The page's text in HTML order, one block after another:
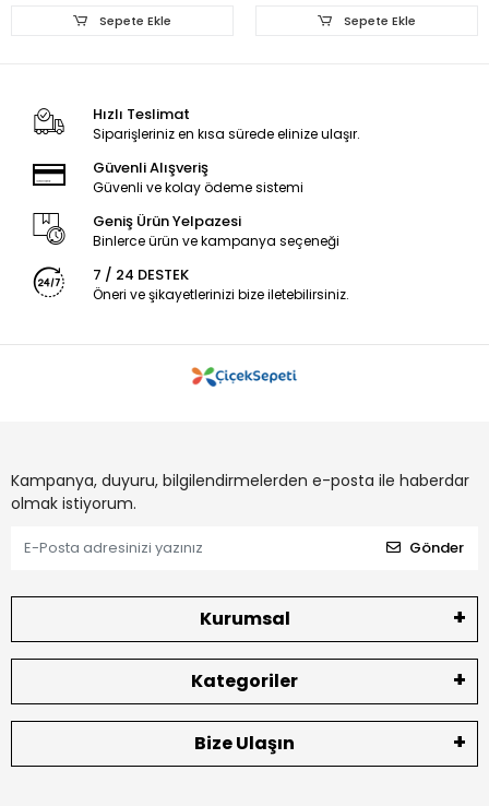
Sepete Ekle Sepete Ekle
Hızlı Teslimat
Siparişleriniz en kısa sürede elinize ulaşır.
Güvenli Alışveriş
Güvenli ve kolay ödeme sistemi
Geniş Ürün Yelpazesi
Binlerce ürün ve kampanya seçeneği
7 / 24 DESTEK
Öneri ve şikayetlerinizi bize iletebilirsiniz.
Kampanya, duyuru, bilgilendirmelerden e-posta ile haberdar
olmak istiyorum.
Gönder
Kurumsal
Kategoriler
Bize Ulaşın